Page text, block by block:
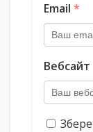
Email *
Вебсайт